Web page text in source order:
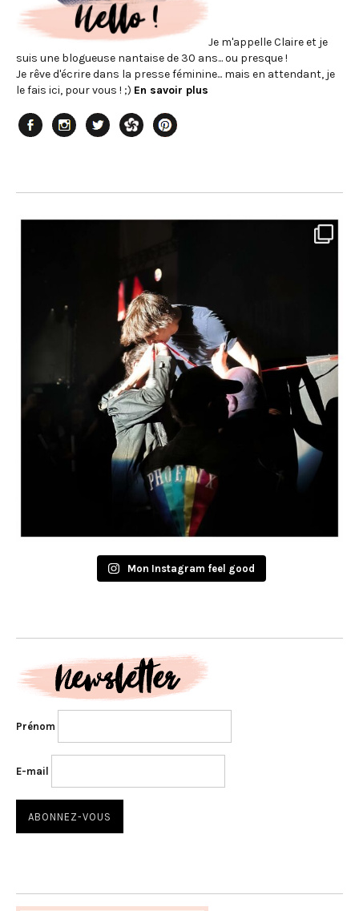
Je m'appelle Claire et je
suis une blogueuse nantaise de 30 ans... ou presque !
Je rêve d'écrire dans la presse féminine... mais en attendant, je
le fais ici, pour vous ! ;) En savoir plus
Mon Instagram feel good
Prénom
E-mail